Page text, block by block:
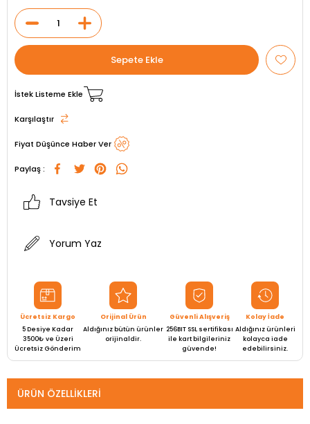
İstek Listeme Ekle
Karşılaştır
Fiyat Düşünce Haber Ver
Paylaş :
Tavsiye Et
Yorum Yaz
Ücretsiz Kargo
5 Desiye Kadar
3500₺ ve Üzeri
Ücretsiz Gönderim
Orijinal Ürün
Aldığınız bütün ürünler
orijinaldir.
Güvenli Alışveriş
256BIT SSL sertifikası
ile kart bilgileriniz
güvende!
Kolay İade
Aldığınız ürünleri
kolayca iade
edebilirsiniz.
ÜRÜN ÖZELLIKLERI